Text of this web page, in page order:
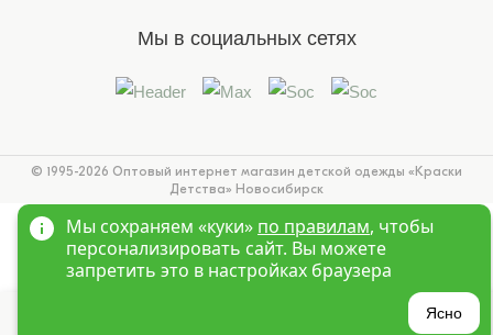
?
Мы в социальных сетях
© 1995-2026 Оптовый интернет магазин детской одежды «Краски
Детства» Новосибирск
Мы сохраняем «куки» по правилам, чтобы
персонализировать сайт. Вы можете
запретить это в настройках браузера
Ясно